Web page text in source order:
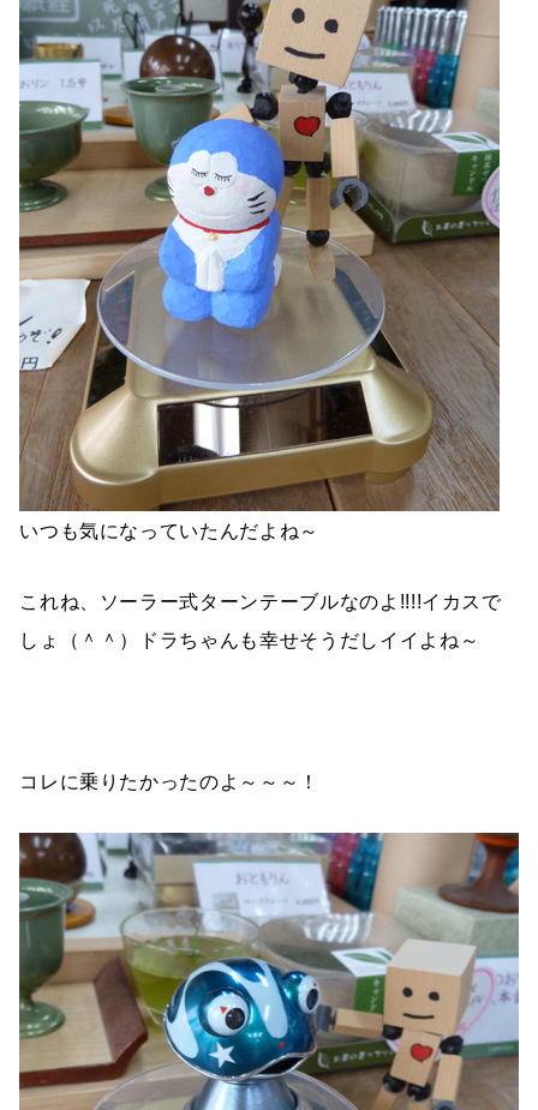
いつも気になっていたんだよね～
これね、ソーラー式ターンテーブルなのよ!!!!イカスで
しょ（＾＾）ドラちゃんも幸せそうだしイイよね～
コレに乗りたかったのよ～～～！